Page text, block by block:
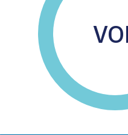
van Zwietering
van ’t Hoog